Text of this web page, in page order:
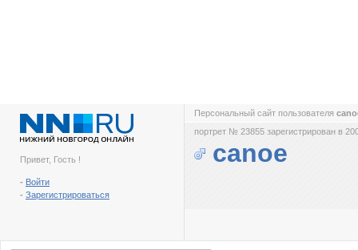
Привет, Гость !
- Войти
- Зарегистрироваться
Персональный сайт пользователя
портрет № 23855 зарегистрирован в
canoe